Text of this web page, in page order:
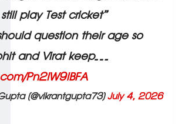
play Test cricket”
question their age so
and Virat keep…
Pn2IW9lBFA
(@vikrantgupta73)July 4, 2026